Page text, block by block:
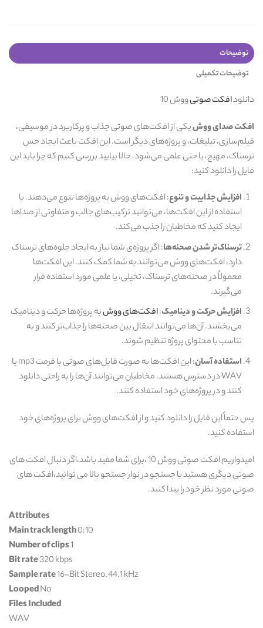
توضیحات
توضیحات تکمیلی
دانلودافکت صوتیووش 10
افکت صدای ووشیکی از افکت‌های صوتی جذاب و پرکاربرد در موسیقی،
فیلم‌سازی، تبلیغات، و پروژه‌های دیگر است. این افکت باعث ایجاد حس
ترسناک، مهیج، یا حتی علمی می‌شود. حالا بیایید بررسی کنیم که چرا باید این
فایل را دانلود کنید:
افزایش جذابیت و تنوع: افکت‌های ووش به پروژه‌ها تنوع می‌دهند. با
استفاده از این افکت‌ها، می‌توانید ترکیب‌های جالب و متفاوتی از صداها
ایجاد کنید که مخاطبان را جذب می‌کند.
ترسناک‌تر شدن صحنه‌ها: اگر پروژه‌ی شما نیاز به ایجاد جلوه‌های ترسناک
دارد، افکت‌های ووش می‌توانند به شما کمک کنند. این افکت‌ها
معمولاً در صحنه‌های ترسناک، تخیلی، یا علمی مورد استفاده قرار
می‌گیرند.
افزایش حرکت و دینامیک:افکت‌های ووشبه پروژه‌ها حرکت و دینامیک
می‌بخشند. آن‌ها می‌توانند انتقال بین صحنه‌ها را جذاب‌تر کنند و به
تناسب با محتوای پروژه تنظیم شوند.
استفاده آسان
: این افکت‌ها به صورت فایل‌های صوتی با فرمت mp3 یا
WAV در دسترس هستند. مخاطبان می‌توانند آن‌ها را به راحتی دانلود
کنند و در پروژه‌های خود استفاده کنند.
پس حتماً این فایل را دانلود کنید و از افکت‌های ووش برای پروژه‌های خود
استفاده کنید.
امیدواریم افکت صوتی ووش 10 ،برای شما مفید باشد،اگر دنبال افکت های
صوتی دیگری هستید با جستجو در نوار جستجو بالا می توانید،افکت های
صوتی مورد نظر خود را پیدا کنید.
Attributes
Main track length0:10
Number of clips1
Bit rate320 kbps
Sample rate16-Bit Stereo, 44.1 kHz
LoopedNo
Files Included
WAV